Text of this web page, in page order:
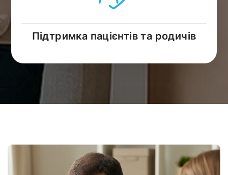
Підтримка пацієнтів та родичів